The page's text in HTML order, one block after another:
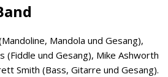
Mandola und Gesang),
(Fiddle und Gesang), Mike Ashworth
Smith (Bass, Gitarre und Gesang).